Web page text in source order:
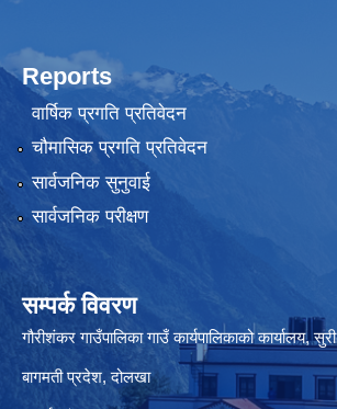
Reports
वार्षिक प्रगति प्रतिवेदन
चौमासिक प्रगति प्रतिवेदन
सार्वजनिक सुनुवाई
सार्वजनिक परीक्षण
सम्पर्क विवरण
गौरीशंकर गाउँपालिका गाउँ कार्यपालिकाको कार्यालय, सुरी
बागमती प्रदेश, दोलखा